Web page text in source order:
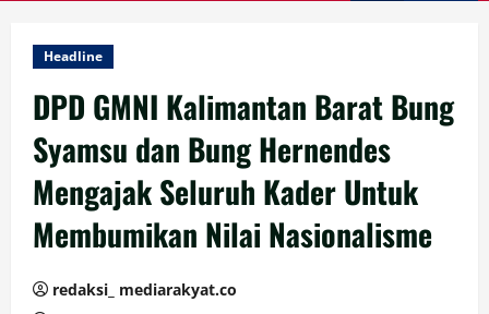
Headline
DPD GMNI Kalimantan Barat Bung
Syamsu dan Bung Hernendes
Mengajak Seluruh Kader Untuk
Membumikan Nilai Nasionalisme
redaksi_ mediarakyat.co